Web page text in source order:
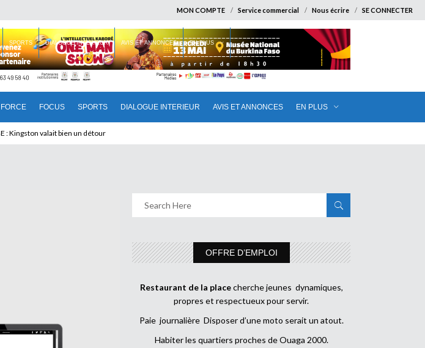
MON COMPTE Service commercial Nous écrire SE CONNECTER
FOCUS SPORTS DIALOGUE INTERIEUR AVIS ET ANNONCES EN PLUS
SPORTS DIALOGUE INTERIEUR AVIS ET ANNONCES EN PLUS
le pouvoir sans partir !
OFFRE D’EMPLOI
Restaurant de la placecherche jeunes dynamiques,
propres et respectueux pour servir.
Paie journalière Disposer d’une moto serait un atout.
Habiter les quartiers proches de Ouaga 2000.